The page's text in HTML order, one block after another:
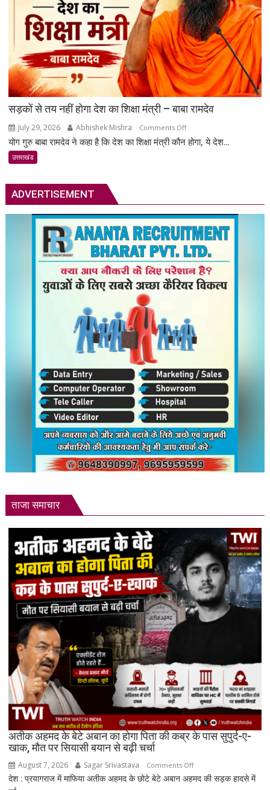
का
काम
जारी
सड़कों से तय नहीं होगा देश का शिक्षा मंत्री – बाबा रामदेव
July 29, 2026 Abhishek Mishra Comments Offon
सड़कों
देश
का
शिक्षा
मंत्री
–
बाबा
रामदेव
योग गुरु बाबा रामदेव ने कहा है कि देश का शिक्षा मंत्री कौन होगा, ये देश...
उत्तराखंड
ADVERTISEMENT
ताजा समाचार
अतीक अहमद के बेटे अबान का होगा पिता की कब्र के पास सुपुर्द-ए-
खाक, मौत पर सियासी बयान से बढ़ी चर्चा
August 7, 2026 Sagar Srivastava Comments Offon
अतीक
देश : प्रयागराज में माफिया अतीक अहमद के छोटे बेटे अबान अहमद की सड़क हादसे में